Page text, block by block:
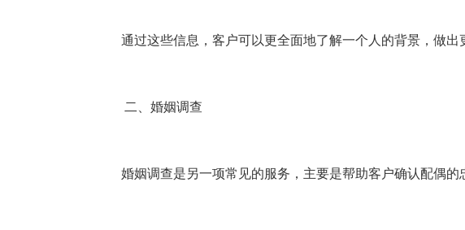
通过这些信息，客户可以更全面地了解一个人的背景，做出
二、婚姻调查
婚姻调查是另一项常见的服务，主要是帮助客户确认配偶